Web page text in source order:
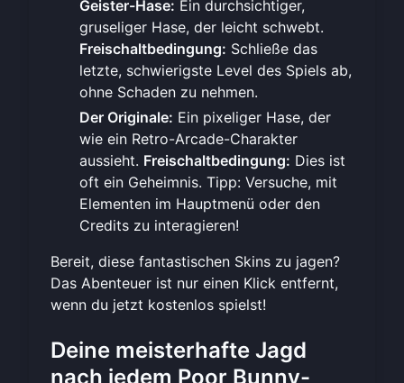
Geister-Hase: Ein durchsichtiger,
gruseliger Hase, der leicht schwebt.
Freischaltbedingung: Schließe das
letzte, schwierigste Level des Spiels ab,
ohne Schaden zu nehmen.
Der Originale: Ein pixeliger Hase, der
wie ein Retro-Arcade-Charakter
aussieht. Freischaltbedingung: Dies ist
oft ein Geheimnis. Tipp: Versuche, mit
Elementen im Hauptmenü oder den
Credits zu interagieren!
Bereit, diese fantastischen Skins zu jagen?
Das Abenteuer ist nur einen Klick entfernt,
wenn du jetzt kostenlos spielst!
Deine meisterhafte Jagd
nach jedem Poor Bunny-